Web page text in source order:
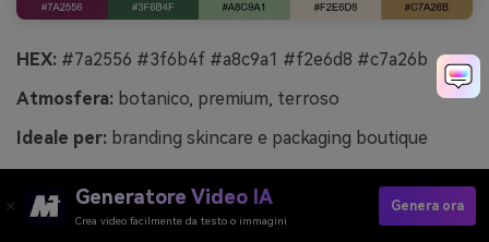
HEX: #7a2556 #3f6b4f #a8c9a1 #f2e6d8 #c7a26b
Atmosfera: botanico, premium, terroso
Ideale per: branding skincare e packaging boutique
erbe e tappi dorati. Queste combinazioni di colore
boysenberry abbinano la profondità dei frutti a un verde
Generatore Video IA
Crea video facilmente da testo o immagini
Genera ora